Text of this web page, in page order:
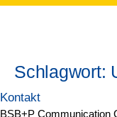
Schlagwort:
Kontakt
BSB+P Communication